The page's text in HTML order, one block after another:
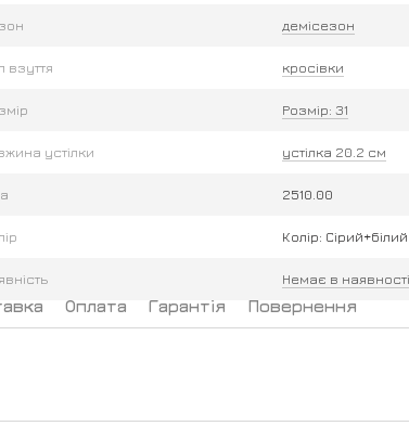
демісезон
взуття кросівки
Розмір: 31
устілки устілка 20.2 см
2510.00
Колір: Сірий+білий
Немає в наявності
Оплата Гарантія Повернення